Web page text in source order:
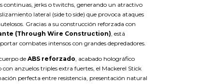
continuas, jerks o twitchs, generando un atractivo
lateral (side to side) que provoca ataques
Gracias a su construcción reforzada con
(Through Wire Construction) , está
combates intensos con grandes depredadores.
deABS reforzado , acabado holográfico
anzuelos triples extra fuertes, el Mackerel Stick
perfecta entre resistencia, presentación natural